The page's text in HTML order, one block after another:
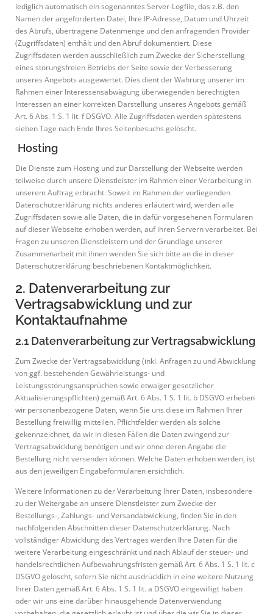
lediglich automatisch ein sogenanntes Server-Logfile, das z.B. den
Namen der angeforderten Datei, Ihre IP-Adresse, Datum und Uhrzeit
des Abrufs, übertragene Datenmenge und den anfragenden Provider
(Zugriffsdaten) enthält und den Abruf dokumentiert. Diese
Zugriffsdaten werden ausschließlich zum Zwecke der Sicherstellung
eines störungsfreien Betriebs der Seite sowie der Verbesserung
unseres Angebots ausgewertet. Dies dient der Wahrung unserer im
Rahmen einer Interessensabwägung überwiegenden berechtigten
Interessen an einer korrekten Darstellung unseres Angebots gemäß
Art. 6 Abs. 1 S. 1 lit. f DSGVO. Alle Zugriffsdaten werden spätestens
sieben Tage nach Ende Ihres Seitenbesuchs gelöscht.
Hosting
Die Dienste zum Hosting und zur Darstellung der Webseite werden
teilweise durch unsere Dienstleister im Rahmen einer Verarbeitung in
unserem Auftrag erbracht. Soweit im Rahmen der vorliegenden
Datenschutzerklärung nichts anderes erläutert wird, werden alle
Zugriffsdaten sowie alle Daten, die in dafür vorgesehenen Formularen
auf dieser Webseite erhoben werden, auf ihren Servern verarbeitet. Bei
Fragen zu unseren Dienstleistern und der Grundlage unserer
Zusammenarbeit mit ihnen wenden Sie sich bitte an die in dieser
Datenschutzerklärung beschriebenen Kontaktmöglichkeit.
2. Datenverarbeitung zur
Vertragsabwicklung und zur
Kontaktaufnahme
2.1 Datenverarbeitung zur Vertragsabwicklung
Zum Zwecke der Vertragsabwicklung (inkl. Anfragen zu und Abwicklung
von ggf. bestehenden Gewährleistungs- und
Leistungsstörungsansprüchen sowie etwaiger gesetzlicher
Aktualisierungspflichten) gemäß Art. 6 Abs. 1 S. 1 lit. b DSGVO erheben
wir personenbezogene Daten, wenn Sie uns diese im Rahmen Ihrer
Bestellung freiwillig mitteilen. Pflichtfelder werden als solche
gekennzeichnet, da wir in diesen Fällen die Daten zwingend zur
Vertragsabwicklung benötigen und wir ohne deren Angabe die
Bestellung nicht versenden können. Welche Daten erhoben werden, ist
aus den jeweiligen Eingabeformularen ersichtlich.
Weitere Informationen zu der Verarbeitung Ihrer Daten, insbesondere
zu der Weitergabe an unsere Dienstleister zum Zwecke der
Bestellungs-, Zahlungs- und Versandabwicklung, finden Sie in den
nachfolgenden Abschnitten dieser Datenschutzerklärung. Nach
vollständiger Abwicklung des Vertrages werden Ihre Daten für die
weitere Verarbeitung eingeschränkt und nach Ablauf der steuer- und
handelsrechtlichen Aufbewahrungsfristen gemäß Art. 6 Abs. 1 S. 1 lit. c
DSGVO gelöscht, sofern Sie nicht ausdrücklich in eine weitere Nutzung
Ihrer Daten gemäß Art. 6 Abs. 1 S. 1 lit. a DSGVO eingewilligt haben
oder wir uns eine darüber hinausgehende Datenverwendung